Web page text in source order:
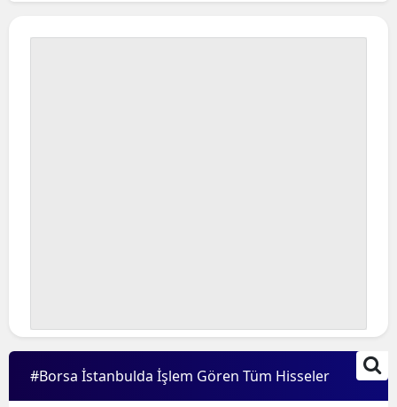
#Borsa İstanbulda İşlem Gören Tüm Hisseler